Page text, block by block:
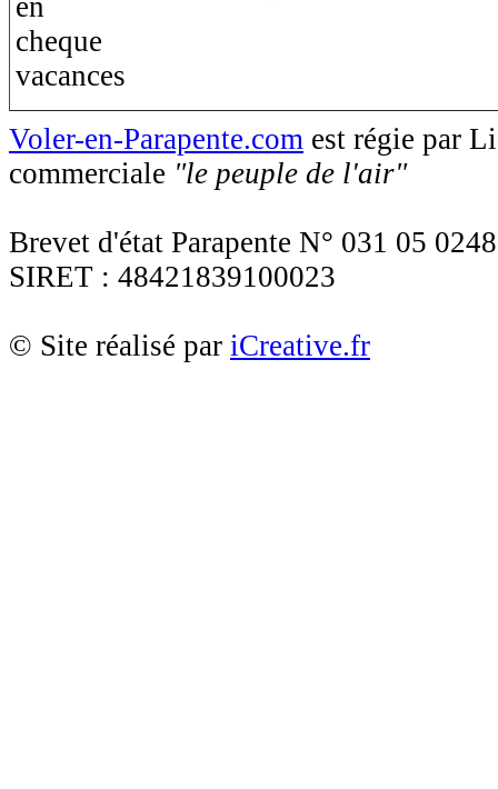
Voler-en-Parapente.com est régie par
commerciale "le peuple de l'air"
Brevet d'état Parapente N° 031 05 0248
SIRET : 48421839100023
© Site réalisé par iCreative.fr